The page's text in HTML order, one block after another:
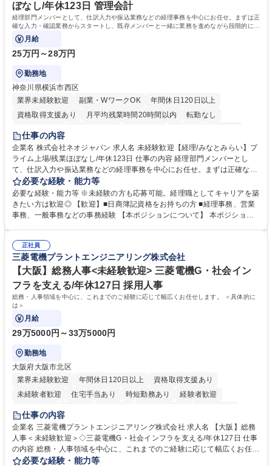
ぼなし/年休123日 管理会計
経理部門メンバーとして、仕訳入力や振込業務などの経理事務を中心にお任せ。まずは正
確な入力・確認業務からスタートし、既存メンバーと一緒に業務を進めながら段階的に経
理知識を身につけていただきます。
月給
25万円～28万円
勤務地
神奈川県横浜市西区
業界未経験歓迎
副業・WワークOK
年間休日120日以上
資格取得支援あり
月平均残業時間20時間以内
転勤なし
未経験者歓迎
完全週休2日制
交通費支給 駅近5分以内 土日祝休み
服装自由
寮・社宅あり
仕事の内容
企業名 株式会社ネオジャパン 求人名 未経験歓迎【経理/みなとみらい】プ
ライム上場/残業ほぼなし/年休123日 仕事の内容 経理部門メンバーとし
て、仕訳入力や振込業務などの経理事務を中心にお任せ。まずは正確な入
力・確認業務からスタートし、既存メンバーと一緒に業務を進めながら段
階的に経理知識を身につけていただきます。 【具体的には】 ■社内稟議に
基づく仕訳入力 ■月末の振込業務 ■明細作成 ■伝票処理、記帳業務 ■既存
メンバーの業務サポート 【将来的には】 ■月次決算補助 ■四半期・年次決
想定です。 募集職種 未経験歓迎【経理/みなとみらい】プライム上場/残業
ほぼなし/年休123日
必要な経験・能力等
必要な経験・能力等 ※未経験の方も応募可能。経理職としてキャリアを築
きたい方は歓迎◎ 【歓迎】■日商簿記資格をお持ちの方 ■経理事務、営業
事務、一般事務などの事務経験 【本ポジションについて】 本ポジション
当し、3～5年をかけて月次決算・四半期決算・開示資料作成補助などへス
テップアップできます。また、残業は通常月ほぼなく、決算月でも10時間
未満のため、無理なく経理として専門性を身につけられる環境です。 学
歴・資格 学歴：大学院 大学 高専 短大 専修学校 高校 語学力： 資格：日商
簿記検定1級 日商簿記検定2級
正社員
三菱電機プラントエンジニアリング株式会社
【大阪】総務人事<未経験歓迎> 三菱電機G・社会イン
フラを支える/年休127日 採用人事
総務・人事領域を中心に、これまでのご経験に応じて幅広くお任せします。 ＜具体的に
は＞
月給
29万5000円～33万5000円
勤務地
大阪府大阪市北区
業界未経験歓迎
年間休日120日以上
資格取得支援あり
未経験者歓迎
住宅手当あり 時短勤務あり
経験者歓迎
退職金あり
駅近5分以内
土日祝休み 服装自由 寮・社宅あり 食事補助あり
仕事の内容
企業名 三菱電機プラントエンジニアリング株式会社 求人名 【大阪】総務
人事＜未経験歓迎＞◇三菱電機G・社会インフラを支える/年休127日 仕事
の内容 総務・人事領域を中心に、これまでのご経験に応じて幅広くお任せ
します。 ＜具体的には＞ ・総務/人事労務（給与・社保・勤怠管理など）
必要な経験・能力等